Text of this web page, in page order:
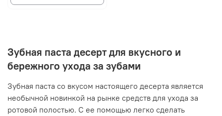
Зубная паста десерт для вкусного и
бережного ухода за зубами
Зубная паста со вкусом настоящего десерта является
необычной новинкой на рынке средств для ухода за
ротовой полостью. С ее помощью легко сделать